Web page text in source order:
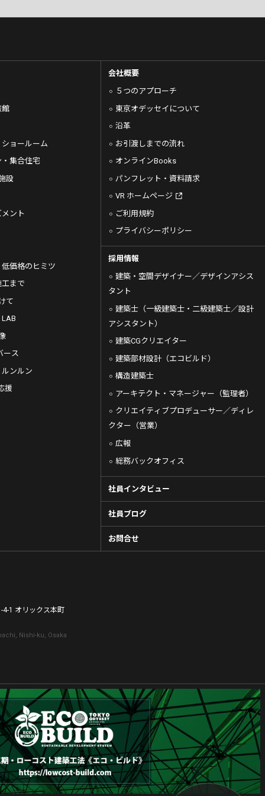
館
ョールーム
集合住宅
設
ント
価格のヒミツ
まで
て
LAB
ース
ルンルン
援
会社概要
５つのアプローチ
東京オデッセイについて
沿革
お引渡しまでの流れ
オンラインBooks
パンフレット・資料請求
VR ホームページ
ご利用規約
プライバシーポリシー
採用情報
建築・空間デザイナー／デザインアシス
タント
建築士（一級建築士・二級建築士／設計
アシスタント）
建築CGクリエイター
建築部材設計（エコビルド）
構造建築士
アーキテクト・マネージャー（監理者）
クリエイティブプロデューサー／ディレ
クター（営業）
広報
総務バックオフィス
社員インタビュー
社員ブログ
お問合せ
4-1 オリックス本町
Nishi-ku, Osaka